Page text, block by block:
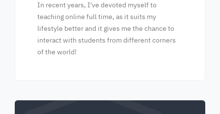
In recent years, I've devoted myself to
teaching online full time, as it suits my
lifestyle better and it gives me the chance to
interact with students from different corners
of the world!